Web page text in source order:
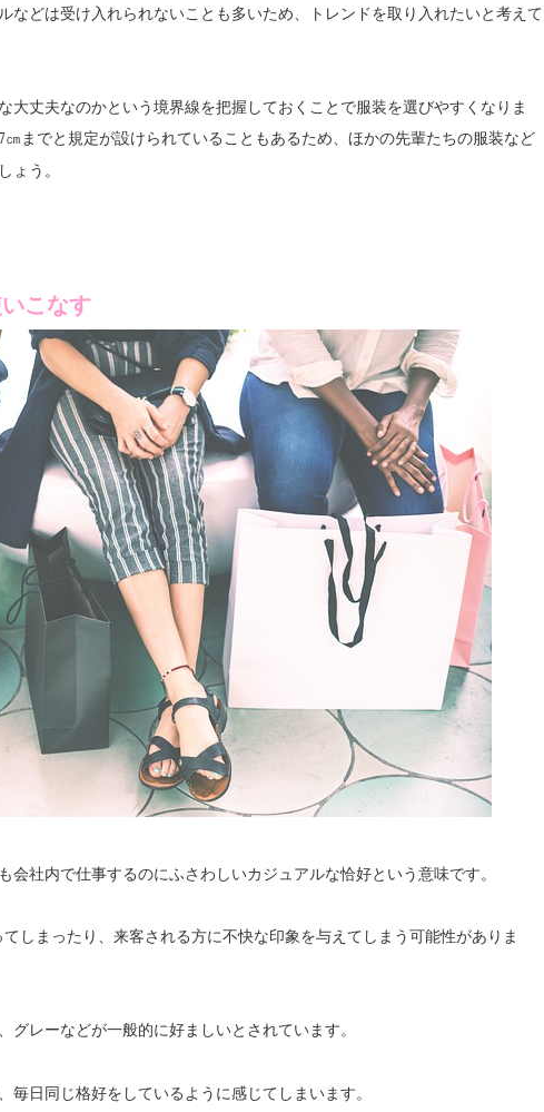
などは受け入れられないことも多いため、トレンドを取り入れたいと考えて
大丈夫なのかという境界線を把握しておくことで服装を選びやすくなりま
までと規定が設けられていることもあるため、ほかの先輩たちの服装など
ょう。
こなす
会社内で仕事するのにふさわしいカジュアルな恰好という意味です。
しまったり、来客される方に不快な印象を与えてしまう可能性がありま
グレーなどが一般的に好ましいとされています。
毎日同じ格好をしているように感じてしまいます。